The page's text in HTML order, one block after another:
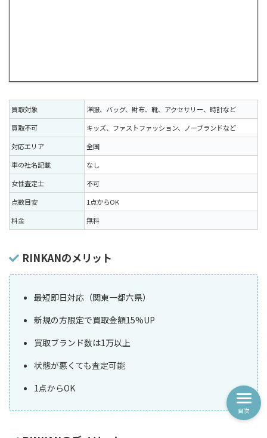
買取対象
洋服、バッグ、財布、靴、アクセサリー、時計など
買取不可
キッズ、ファストファッション、ノーブランドなど
対応エリア
全国
車の社名記載
なし
女性査定士
不可
点数目安
1点からOK
料金
無料
RINKANのメリット
最短即日対応（関東一都六県）
新規の方限定で買取金額15%UP
買取ブランド数は1万以上
状態が悪くても査定可能
1点からOK
目次